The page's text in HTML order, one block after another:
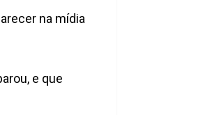
na mídia
e que